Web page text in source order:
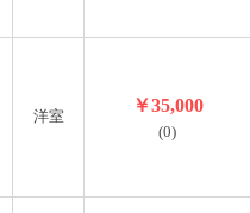
洋室
￥35,000
(0)